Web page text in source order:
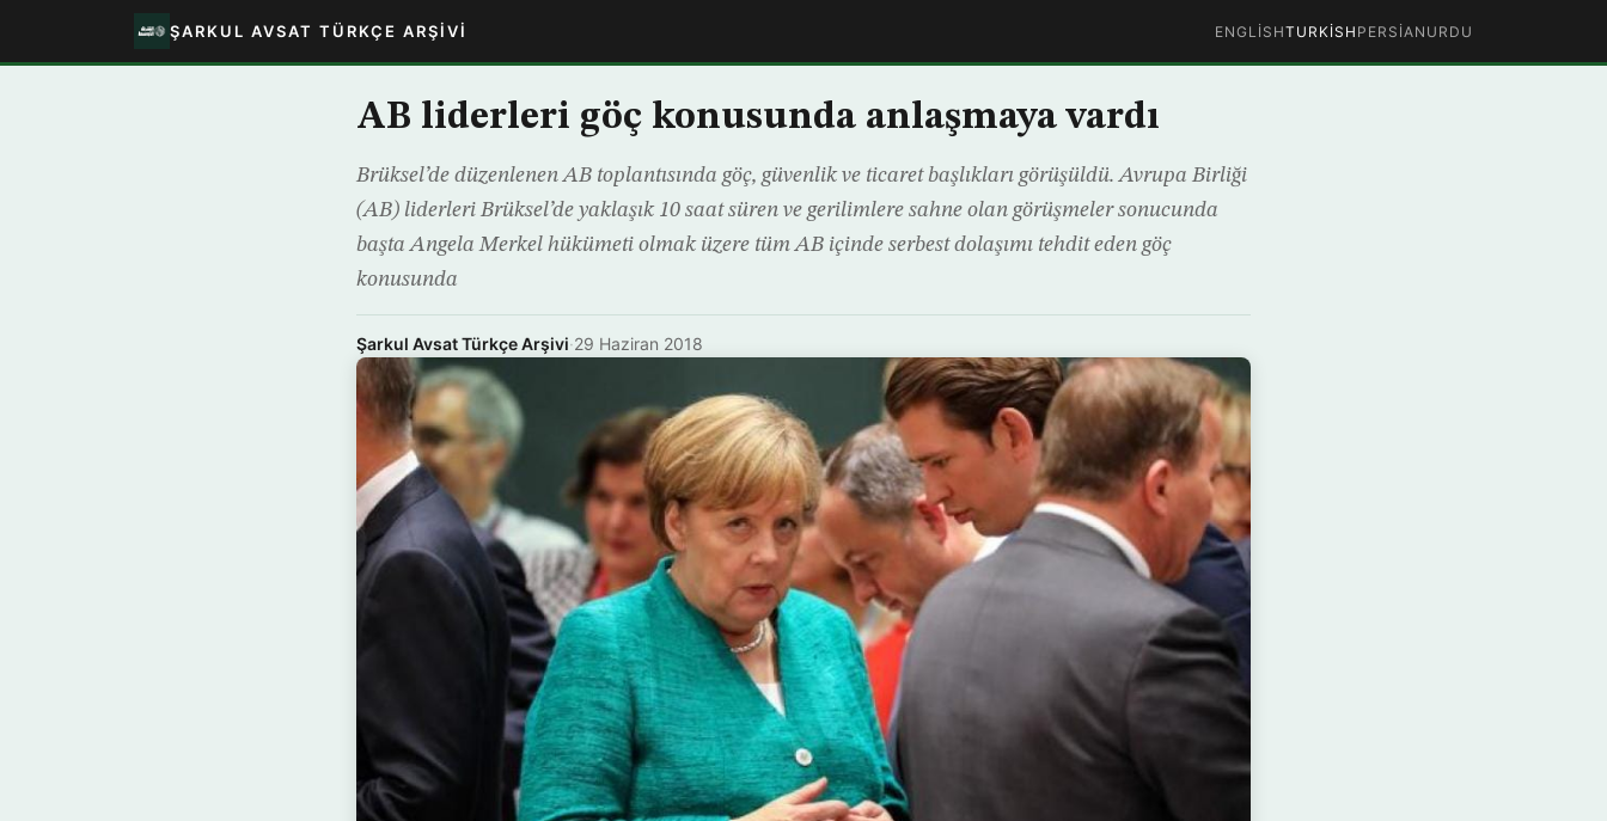
ŞARKUL AVSAT TÜRKÇE ARŞIVI ENGLISHTURKISH PERSIAN URDU
AB liderleri göç konusunda anlaşmaya vardı
Brüksel’de düzenlenen AB toplantısında göç, güvenlik ve ticaret başlıkları görüşüldü. Avrupa Birliği
(AB) liderleri Brüksel’de yaklaşık 10 saat süren ve gerilimlere sahne olan görüşmeler sonucunda
başta Angela Merkel hükümeti olmak üzere tüm AB içinde serbest dolaşımı tehdit eden göç
konusunda
Şarkul Avsat Türkçe Arşivi·29 Haziran 2018